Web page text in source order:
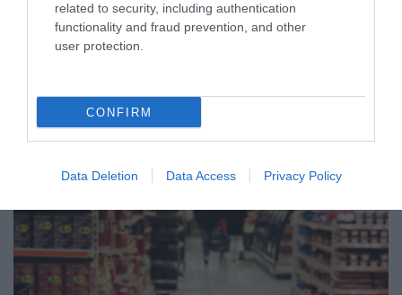
related to security, including authentication
functionality and fraud prevention, and other
user protection.
CONFIRM
Data Deletion Data Access Privacy Policy
ΟΙΚΟΝΟΜΙΑ
Ελληνική Αναπτυξιακή Τράπεζα: Με
για δάνεια έως 5 δισ. σε μικρομεσαίες
επιχειρήσεις